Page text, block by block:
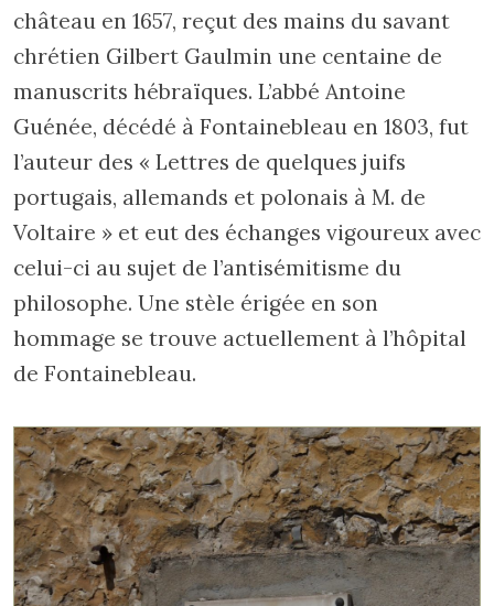
château en 1657, reçut des mains du savant
chrétien Gilbert Gaulmin une centaine de
manuscrits hébraïques. L’abbé Antoine
Guénée, décédé à Fontainebleau en 1803, fut
l’auteur des « Lettres de quelques juifs
portugais, allemands et polonais à M. de
Voltaire » et eut des échanges vigoureux avec
celui-ci au sujet de l’antisémitisme du
philosophe. Une stèle érigée en son
hommage se trouve actuellement à l’hôpital
de Fontainebleau.